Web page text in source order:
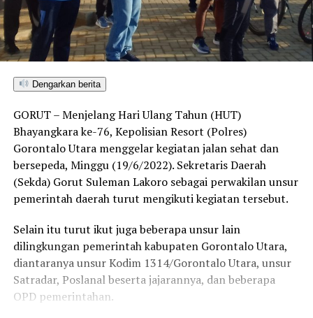
Dengarkan berita
GORUT – Menjelang Hari Ulang Tahun (HUT)
Bhayangkara ke-76, Kepolisian Resort (Polres)
Gorontalo Utara menggelar kegiatan jalan sehat dan
bersepeda, Minggu (19/6/2022). Sekretaris Daerah
(Sekda) Gorut Suleman Lakoro sebagai perwakilan unsur
pemerintah daerah turut mengikuti kegiatan tersebut.
Selain itu turut ikut juga beberapa unsur lain
dilingkungan pemerintah kabupaten Gorontalo Utara,
diantaranya unsur Kodim 1314/Gorontalo Utara, unsur
Satradar, Poslanal beserta jajarannya, dan beberapa
OPD pemerintahan.